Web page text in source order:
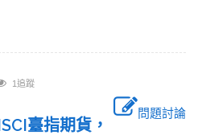
1追蹤
問題討論
臺指期貨，